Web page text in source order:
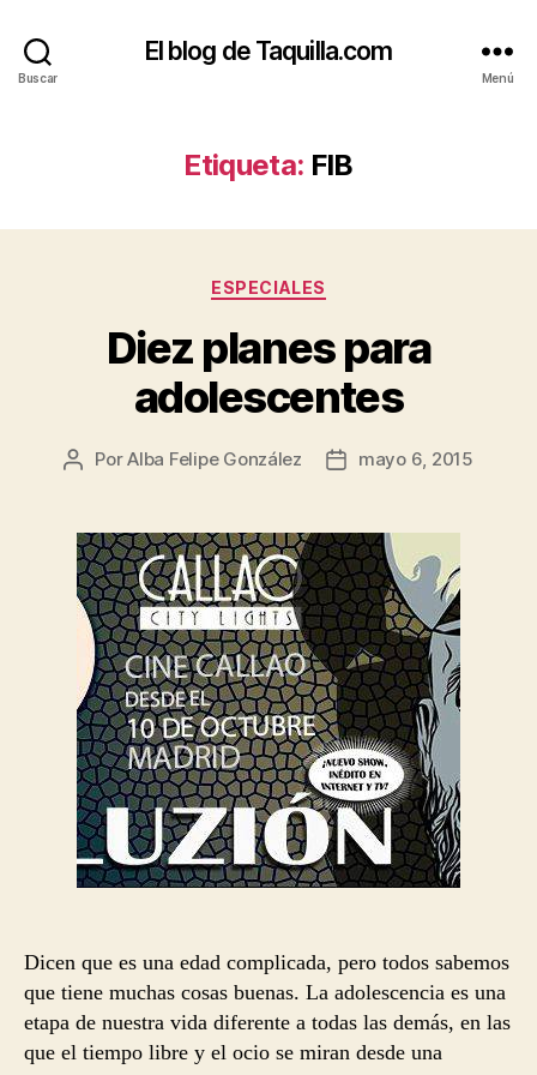
Buscar
El blog de Taquilla.com
Menú
Etiqueta: FIB
Categorías
ESPECIALES
Diez planes para
adolescentes
Autor
entrada
PorAlba Felipe González
Fecha
entrada
mayo 6, 2015
Dicen que es una edad complicada, pero todos sabemos
que tiene muchas cosas buenas. La adolescencia es una
etapa de nuestra vida diferente a todas las demás, en las
que el tiempo libre y el ocio se miran desde una